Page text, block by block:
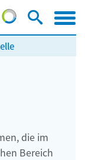
die im
Bereich